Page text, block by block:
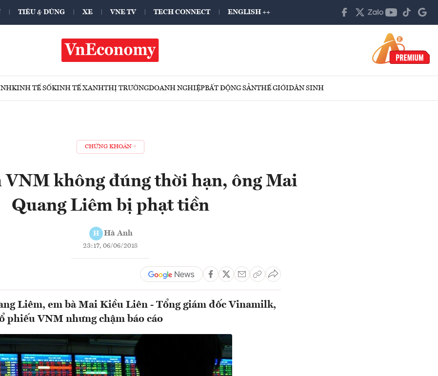
TIÊU & DÙNG XE VNE TV TECH CONNECT ENGLISH ++
KINH TẾ SỐKINH TẾ XANHTHỊ TRƯỜNGDOANH NGHIỆPBẤT ĐỘNG SẢNTHẾ GIỚIDÂN SINH
CHỨNG KHOÁN
VNM không đúng thời hạn, ông Mai
Quang Liêm bị phạt tiền
H Hà Anh
23:17, 06/06/2018
Liêm, em bà Mai Kiều Liên - Tổng giám đốc Vinamilk,
phiếu VNM nhưng chậm báo cáo